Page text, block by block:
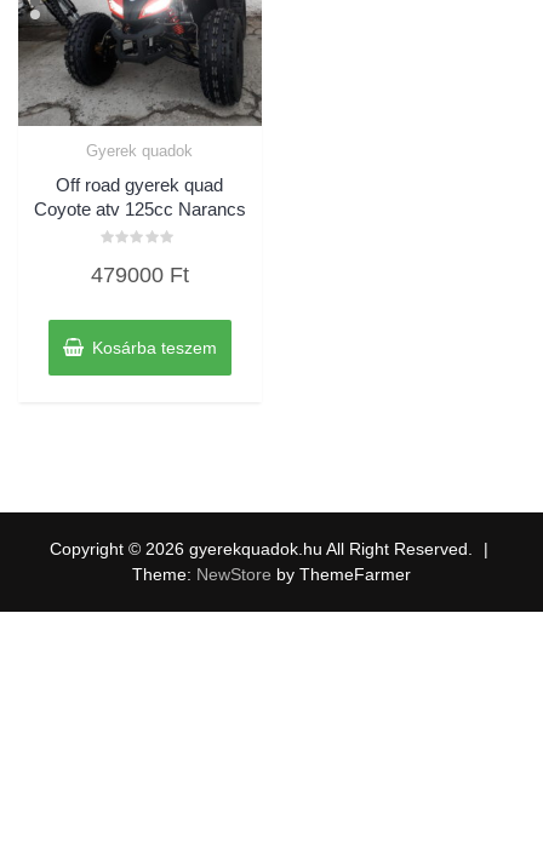
Gyerek quadok
Off road gyerek quad
Coyote atv 125cc Narancs
0
479000 Ft
Kosárba teszem
Copyright © 2026 gyerekquadok.hu All Right Reserved.
|
Theme: NewStore by ThemeFarmer